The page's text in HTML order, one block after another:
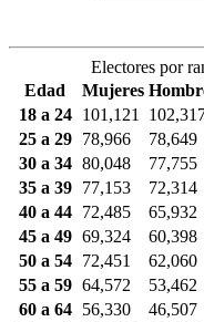
Electores por
Edad
Mujeres
18 a 24
101,121
25 a 29
78,966 78,649
30 a 34 80,048 77,755
35 a 39
77,153 72,314
40 a 44
72,485 65,932
45 a 49 69,324 60,398
50 a 54
72,451 62,060
55 a 59 64,572 53,462
60 a 64
56,330 46,507